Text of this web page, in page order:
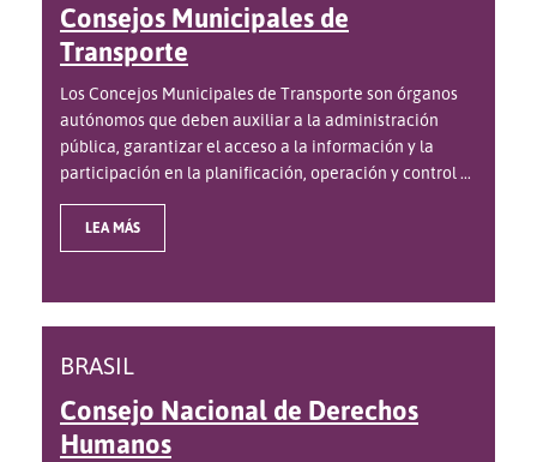
Consejos Municipales de
Transporte
Los Concejos Municipales de Transporte son órganos
autónomos que deben auxiliar a la administración
pública, garantizar el acceso a la información y la
participación en la planificación, operación y control ...
LEA MÁS
BRASIL
Consejo Nacional de Derechos
Humanos